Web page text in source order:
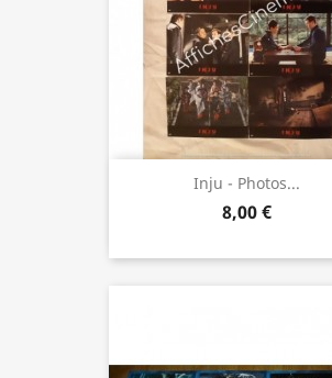
Inju - Photos...
8,00 €